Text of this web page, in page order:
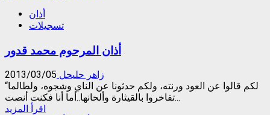
الأخ
الفرخ
أذان
تسجيلات
أذان المرحوم محمد قدور
زاهر حليحل 2013/03/05
“لكم قالوا عن العود ورنته، ولكم حدثونا عن الناي وشجوه، ولطالما
تفاخروا بالقيثارة وألحانها..أما أنا فكنت أنصت...
اقرأ المزيد